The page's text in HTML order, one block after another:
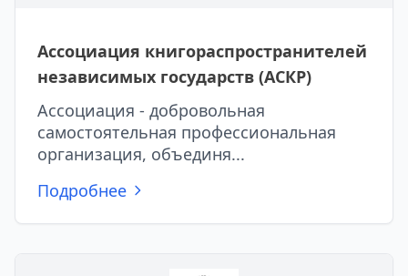
Ассоциация книгораспространителей
независимых государств (АСКР)
Ассоциация - добровольная
самостоятельная профессиональная
организация, объединя...
Подробнее